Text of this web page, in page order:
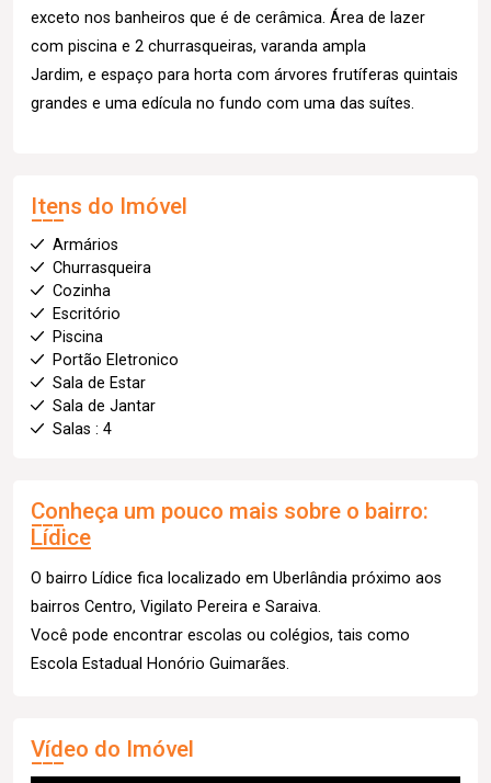
exceto nos banheiros que é de cerâmica. Área de lazer
com piscina e 2 churrasqueiras, varanda ampla
Jardim, e espaço para horta com árvores frutíferas quintais
grandes e uma edícula no fundo com uma das suítes.
Itens do Imóvel
Armários
Churrasqueira
Cozinha
Escritório
Piscina
Portão Eletronico
Sala de Estar
Sala de Jantar
Salas : 4
Conheça um pouco mais sobre o bairro:
Lídice
O bairro Lídice fica localizado em Uberlândia próximo aos
bairros Centro, Vigilato Pereira e Saraiva.
Você pode encontrar escolas ou colégios, tais como
Escola Estadual Honório Guimarães.
Vídeo do Imóvel